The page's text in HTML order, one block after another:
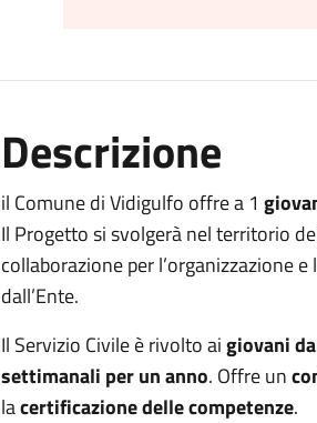
Descrizione
il Comune di Vidigulfo offre a 1
Il Progetto si svolgerà nel territorio
collaborazione per l’organizzazione
dall’Ente.
Il Servizio Civile è rivolto aigiovani
settimanali per un anno. Offre un
lacertificazione delle competenze.